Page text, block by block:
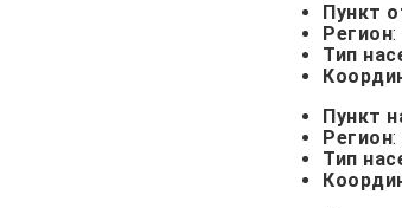
Пункт
Регион:
Тип
Пункт
Регион:
Тип